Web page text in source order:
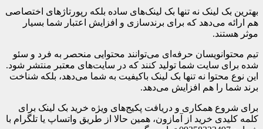
بهترین بک لینک نه تنها بک لینک‌های ساده بلکه رپورتاژهای اختصاصی
هم ارائه می‌دهد که برای برندسازی و افزایش اعتبار شما بسیار
موثر هستند.
تیم محتوانویسان حرفه‌ای می‌توانند محتوایی منحصر به فرد و سئو
شده برای سایت شما تولید کنند که در سایت‌های معتبر منتشر شود.
این نوع محتوا نه تنها بک لینک باکیفیت به شما می‌دهد، بلکه شناخت
برند شما را هم افزایش می‌دهد.
برای شروع همکاری و دریافت پکیج‌های ویژه خرید بک لینک برای
کلمه کلیدی خرید از آمازون، همین حالا از طریق واتساپ یا تلگرام با